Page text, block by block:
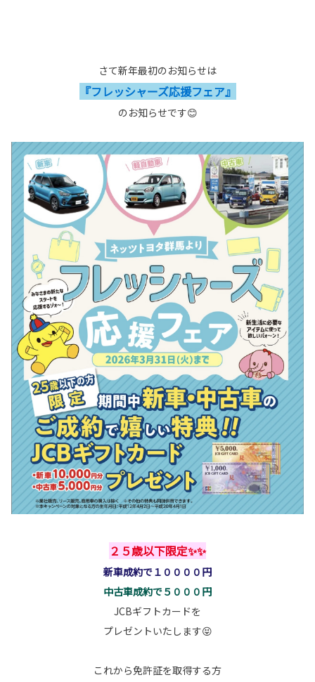
さて新年最初のお知らせは
『フレッシャーズ応援フェア』
のお知らせです😊
２５歳以下限定✨✨
新車成約で１００００円
中古車成約で５０００円
JCBギフトカードを
プレゼントいたします😝
これから免許証を取得する方